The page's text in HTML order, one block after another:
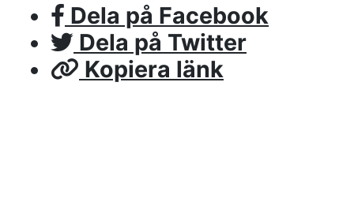
Dela på Facebook
Dela på Twitter
Kopiera länk